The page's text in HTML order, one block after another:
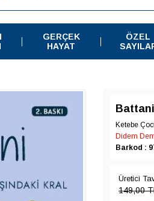
GERÇEK
HAYAT
ÖZEL
Ketebe
Didem
Barkod :
Üretici
149,00